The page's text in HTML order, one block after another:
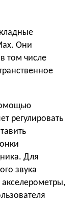
Они
том числе
регулировать
Для
звука